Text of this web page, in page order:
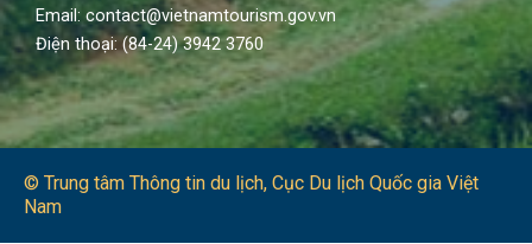
Email: contact@vietnamtourism.gov.vn
Điện thoại: (84-24) 3942 3760
© Trung tâm Thông tin du lịch​, Cục Du lịch Quốc gia Việt
Nam